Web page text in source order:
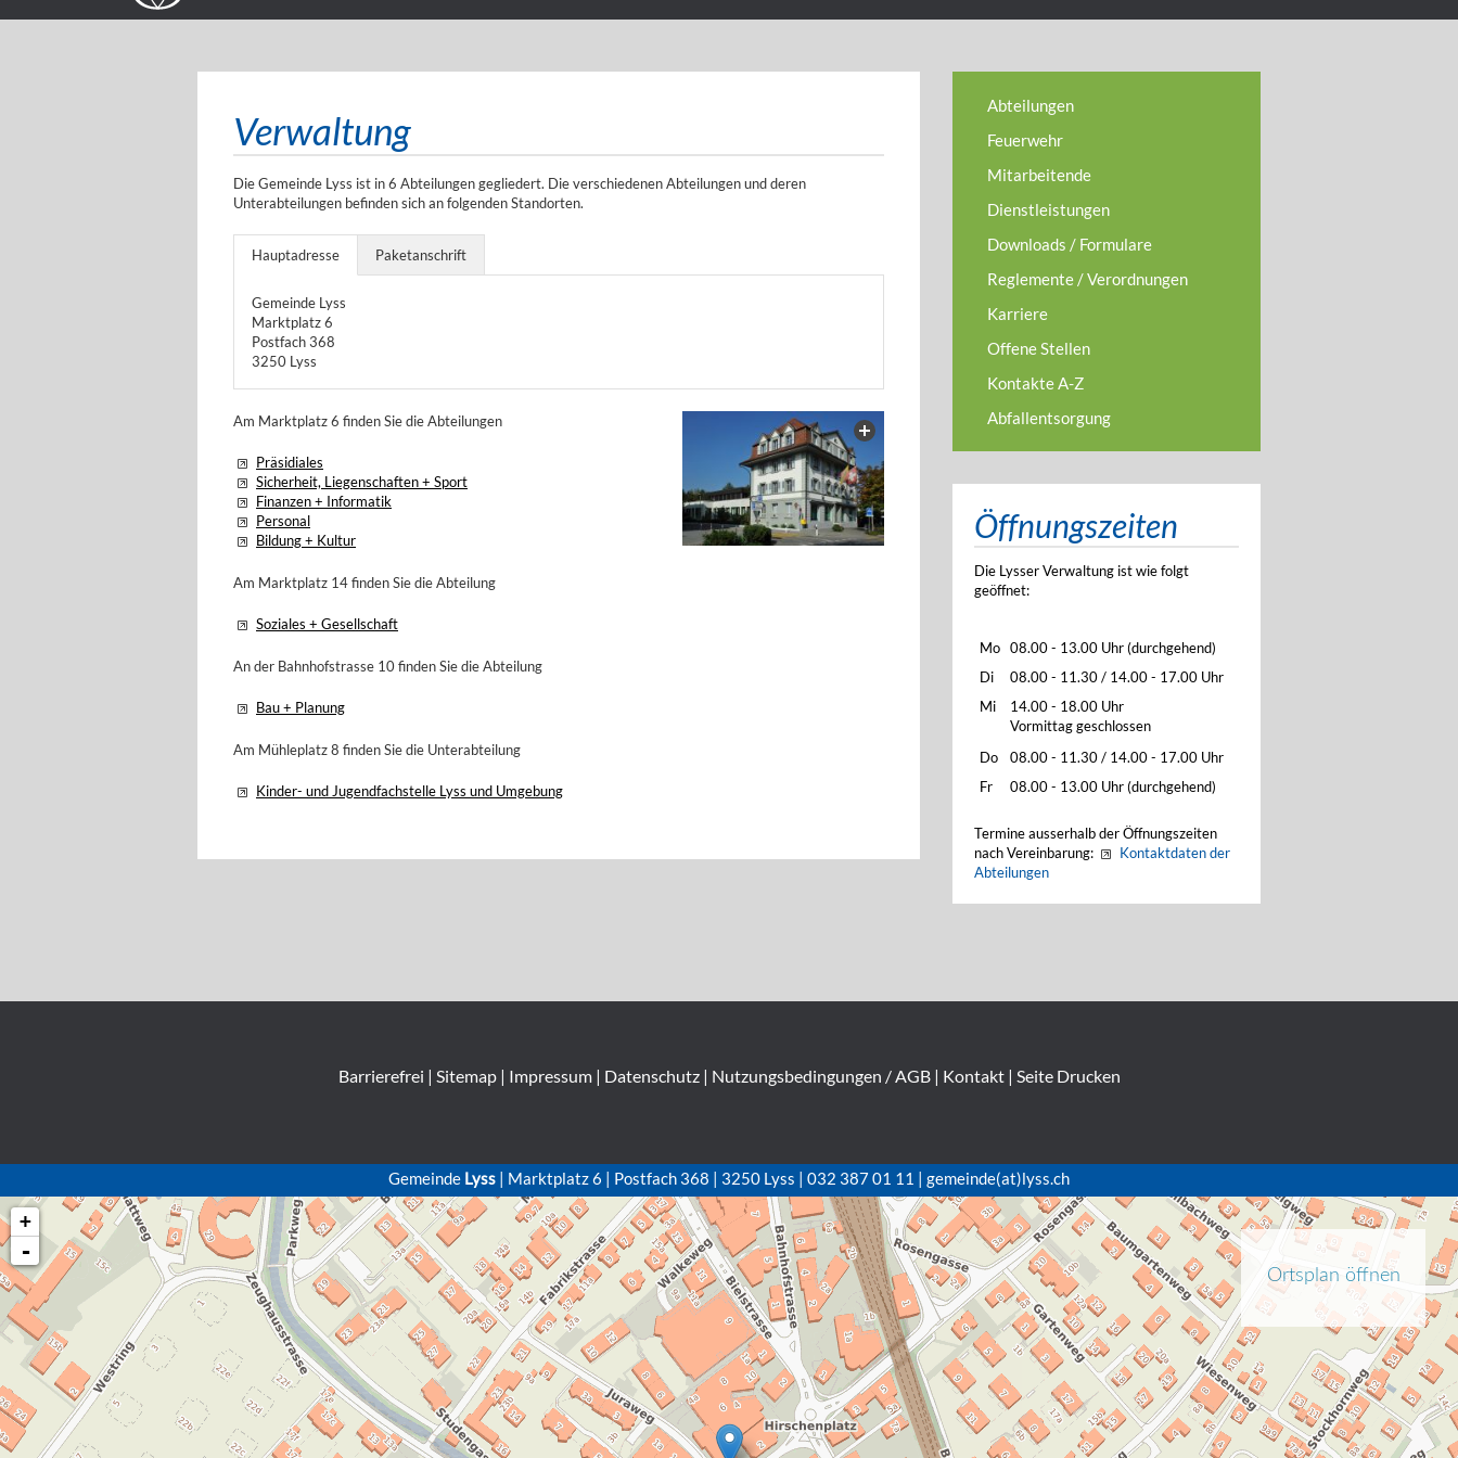
Verwaltung
Die Gemeinde Lyss ist in 6 Abteilungen gegliedert. Die verschiedenen Abteilungen und deren
Unterabteilungen befinden sich an folgenden Standorten.
Hauptadresse Paketanschrift
Gemeinde Lyss
Marktplatz 6
Postfach 368
3250 Lyss
Am Marktplatz 6 finden Sie die Abteilungen
Präsidiales
Sicherheit, Liegenschaften + Sport
Finanzen + Informatik
Personal
Bildung + Kultur
Am Marktplatz 14 finden Sie die Abteilung
Soziales + Gesellschaft
An der Bahnhofstrasse 10 finden Sie die Abteilung
Bau + Planung
Am Mühleplatz 8 finden Sie die Unterabteilung
Kinder- und Jugendfachstelle Lyss und Umgebung
Abteilungen
Feuerwehr
Mitarbeitende
Dienstleistungen
Downloads / Formulare
Reglemente / Verordnungen
Karriere
Offene Stellen
Kontakte A-Z
Abfallentsorgung
Öffnungszeiten
Die Lysser Verwaltung ist wie folgt
geöffnet:
Mo 08.00 - 13.00 Uhr (durchgehend)
Di
08.00 - 11.30 / 14.00 - 17.00 Uhr
Mi
14.00 - 18.00 Uhr
Vormittag geschlossen
Do
08.00 - 11.30 / 14.00 - 17.00 Uhr
Fr
08.00 - 13.00 Uhr (durchgehend)
Termine ausserhalb der Öffnungszeiten
nach Vereinbarung:
Kontaktdaten der
Abteilungen
Barrierefrei | Sitemap| Impressum| Datenschutz| Nutzungsbedingungen / AGB| Kontakt| Seite Drucken
Gemeinde Lyss | Marktplatz 6 | Postfach 368 | 3250 Lyss | 032 387 01 11 | gemeinde(at)lyss.ch